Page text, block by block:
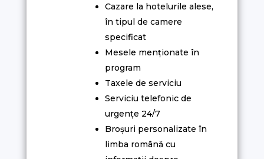
Cazare la hotelurile alese,
în tipul de camere
specificat
Mesele menționate în
program
Taxele de serviciu
Serviciu telefonic de
urgențe 24/7
Broșuri personalizate în
limba română cu